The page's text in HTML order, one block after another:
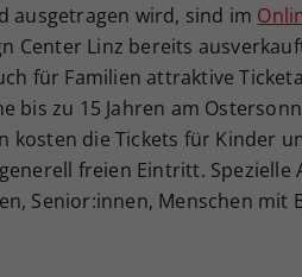
ausgetragen wird, sind im
Center Linz bereits
für Familien attraktive
bis zu 15 Jahren am
kosten die Tickets für Kinder
freien Eintritt.
Senior:innen, Menschen mit